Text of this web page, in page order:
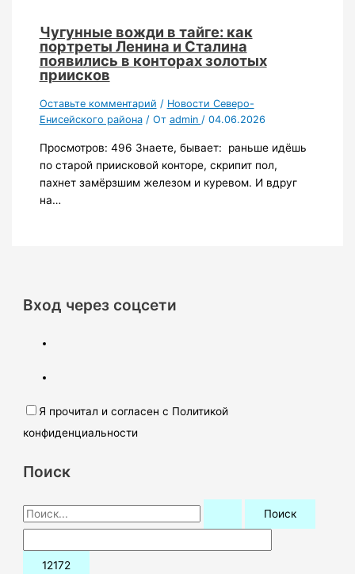
Чугунные вожди в тайге: как
портреты Ленина и Сталина
появились в конторах золотых
приисков
Оставьте комментарий / Новости Северо-
Енисейского района/ От admin / 04.06.2026
Просмотров: 496 Знаете, бывает: раньше идёшь
по старой приисковой конторе, скрипит пол,
пахнет замёрзшим железом и куревом. И вдруг
на…
Вход через соцсети
Я прочитал и согласен с Политикой
конфиденциальности
Поиск
П
о
и